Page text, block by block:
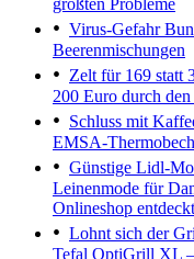
größten Probleme
Virus-Gefahr
Beerenmischungen
Zelt für 169 statt
200 Euro durch
Schluss mit
EMSA-
Günstige Lidl-
Leinenmode für
Onlineshop entdeckt
Lohnt sich der
Tefal OptiGrill XL